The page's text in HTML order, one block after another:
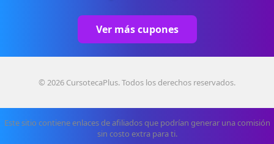
Ver más cupones
© 2026 CursotecaPlus. Todos los derechos reservados.
Este sitio contiene enlaces de afiliados que podrían generar una comisión
sin costo extra para ti.